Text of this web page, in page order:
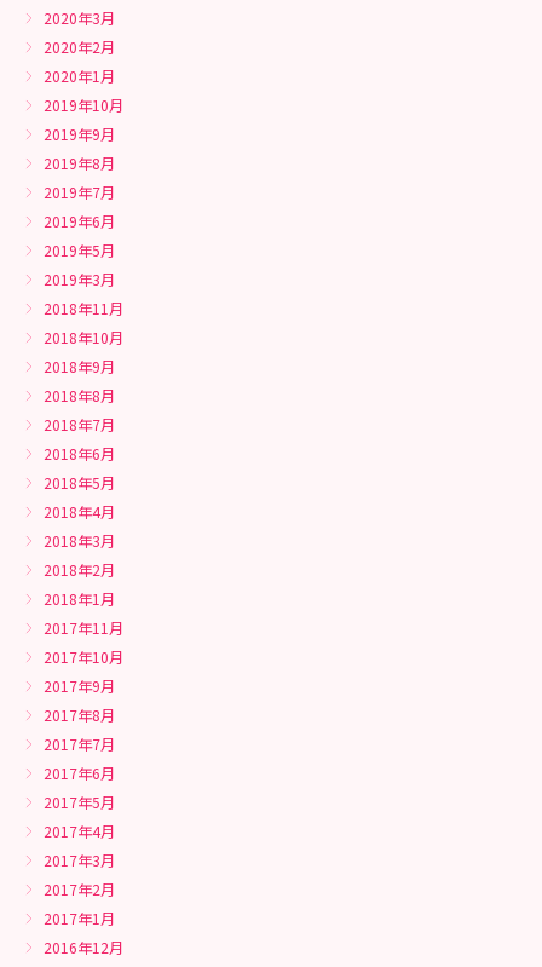
2020年3月
2020年2月
2020年1月
2019年10月
2019年9月
2019年8月
2019年7月
2019年6月
2019年5月
2019年3月
2018年11月
2018年10月
2018年9月
2018年8月
2018年7月
2018年6月
2018年5月
2018年4月
2018年3月
2018年2月
2018年1月
2017年11月
2017年10月
2017年9月
2017年8月
2017年7月
2017年6月
2017年5月
2017年4月
2017年3月
2017年2月
2017年1月
2016年12月